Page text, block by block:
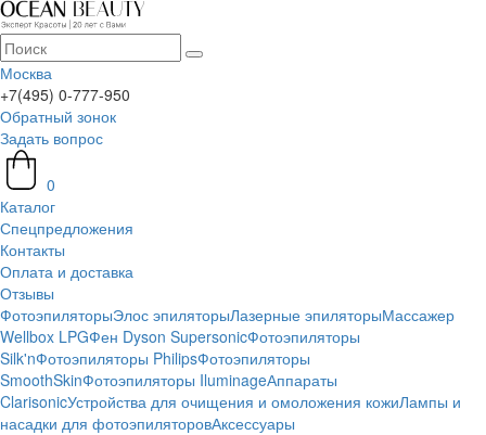
Москва
+7(495) 0-777-950
Обратный зонок
Задать вопрос
0
Каталог
Спецпредложения
Контакты
Оплата и доставка
Отзывы
ФотоэпиляторыЭлос эпиляторыЛазерные эпиляторыМассажер
Wellbox LPGФен Dyson SupersonicФотоэпиляторы
Silk'nФотоэпиляторы PhilipsФотоэпиляторы
SmoothSkinФотоэпиляторы IluminageАппараты
ClarisonicУстройства для очищения и омоложения кожиЛампы и
насадки для фотоэпиляторовАксессуары